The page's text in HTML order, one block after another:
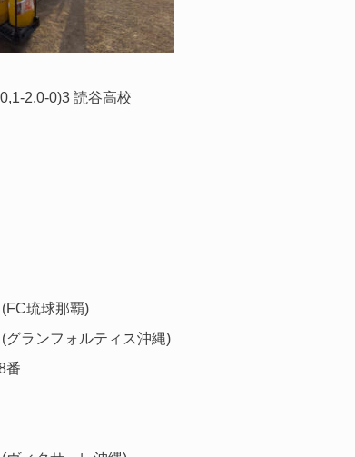
2,0-0)3 読谷高校
琉球那覇)
グランフォルティス沖縄)
番